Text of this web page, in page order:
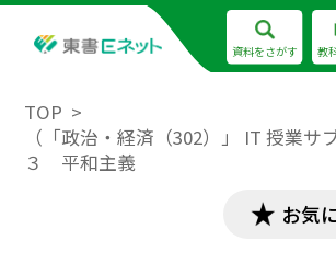
資料をさがす 教
TOP
（「政治・経済（302）」 IT 授業サ
３ 平和主義
お気